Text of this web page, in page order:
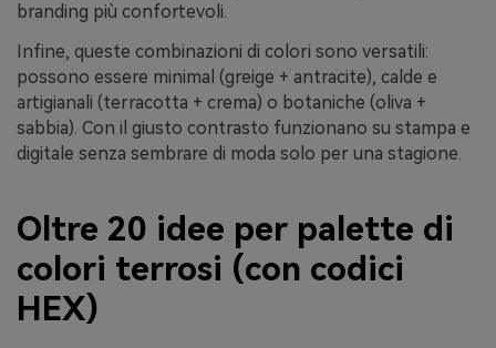
branding più confortevoli.
Infine, queste combinazioni di colori sono versatili:
possono essere minimal (greige + antracite), calde e
artigianali (terracotta + crema) o botaniche (oliva +
sabbia). Con il giusto contrasto funzionano su stampa e
digitale senza sembrare di moda solo per una stagione.
Oltre 20 idee per palette di
colori terrosi (con codici
HEX)